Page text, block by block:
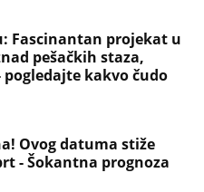
Fascinantan projekat u
pešačkih staza,
pogledajte kakvo čudo
Ovog datuma stiže
- Šokantna prognoza